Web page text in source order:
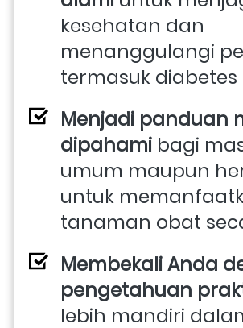
kesehatan dan
menanggulangi
termasuk diabetes
Menjadi panduan
dipahami bagi
umum maupun
untuk
Membekali Anda
pengetahuan
lebih mandiri